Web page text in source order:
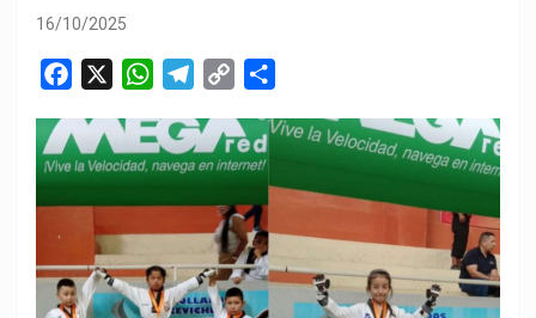
16/10/2025
c
e
o
k
W
a
t
A
p
p
l
e
r
a
m
p
y
i
n
k
m
r
i